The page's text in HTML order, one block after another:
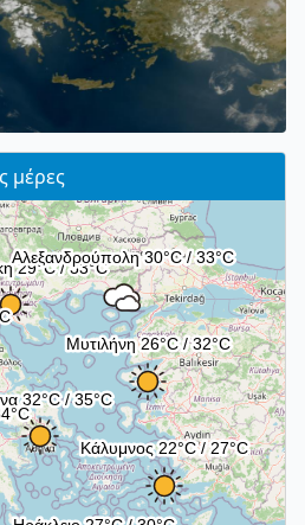
μέρες